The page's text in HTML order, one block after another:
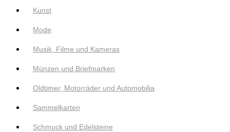
Kunst
Mode
Musik, Filme und Kameras
Münzen und Briefmarken
Oldtimer, Motorräder und Automobilia
Sammelkarten
Schmuck und Edelsteine